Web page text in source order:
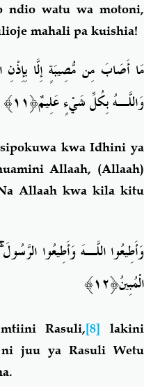
ndio watu wa motoni,
mahali pa kuishia!
مَا أَصَابَ مِن مُّصِيبَةٍ إِلَّا بِإِذْنِ
وَاللَّـهُ بِكُلِّ شَيْءٍ عَلِيمٌ﴿١١﴾
kwa Idhini ya
Allaah, (Allaah)
Allaah kwa kila kitu
وَأَطِيعُوا اللَّـهَ وَأَطِيعُوا الرَّسُولَ
الْمُبِينُ﴿١٢﴾
Rasuli,[8] lakini
juu ya Rasuli Wetu